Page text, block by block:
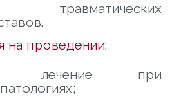
травматических
на проведении:
лечение при